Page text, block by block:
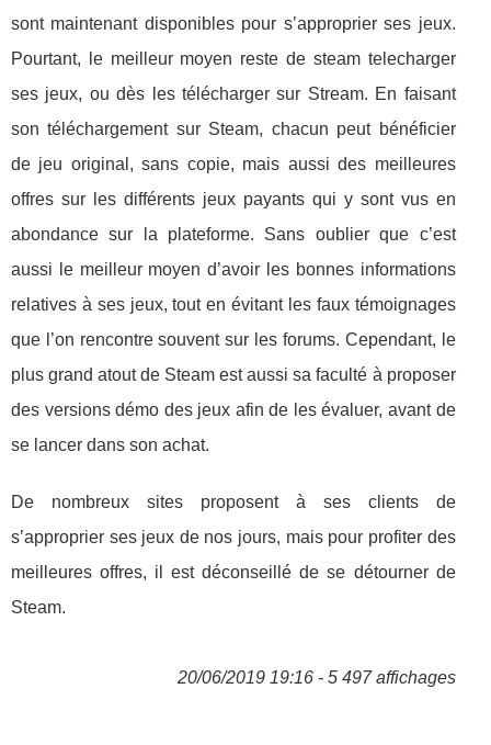
sont maintenant disponibles pour s’approprier ses jeux.
Pourtant, le meilleur moyen reste de steam telecharger
ses jeux, ou dès les télécharger sur Stream. En faisant
son téléchargement sur Steam, chacun peut bénéficier
de jeu original, sans copie, mais aussi des meilleures
offres sur les différents jeux payants qui y sont vus en
abondance sur la plateforme. Sans oublier que c’est
aussi le meilleur moyen d’avoir les bonnes informations
relatives à ses jeux, tout en évitant les faux témoignages
que l’on rencontre souvent sur les forums. Cependant, le
plus grand atout de Steam est aussi sa faculté à proposer
des versions démo des jeux afin de les évaluer, avant de
se lancer dans son achat.
De nombreux sites proposent à ses clients de
s’approprier ses jeux de nos jours, mais pour profiter des
meilleures offres, il est déconseillé de se détourner de
Steam.
20/06/2019 19:16 - 5 497 affichages